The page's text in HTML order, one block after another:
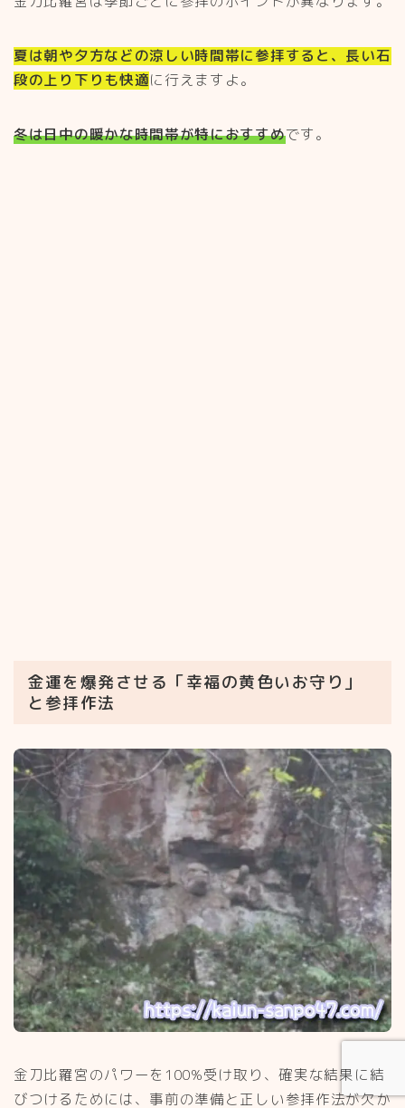
夏は朝や夕方などの涼しい時間帯に参拝すると、長い石
段の上り下りも快適に行えますよ。
冬は日中の暖かな時間帯が特におすすめです。
金運を爆発させる「幸福の黄色いお守り」
と参拝作法
金刀比羅宮のパワーを100%受け取り、確実な結果に結
びつけるためには、事前の準備と正しい参拝作法が欠か